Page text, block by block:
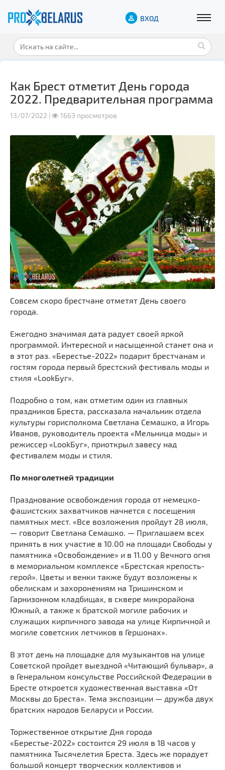
ВХОД
Как Брест отметит День города
2022. Предварительная программа
13/07/2022 | 1663 просмотров
Совсем скоро брестчане отметят День своего
города.
Ежегодно значимая дата радует своей яркой
программой. Интересной и насыщенной станет она и
в этот раз. «Берестье-2022» подарит брестчанам и
гостям города первый брестский фестиваль моды и
стиля «LookБуг».
Подробно о том, как отметим один из главных
праздников Бреста, рассказала начальник отдела
культуры горисполкома Светлана Семашко, а Игорь
Иванов, руководитель проекта «Мельница моды» и
режиссер «LookБуг», приоткрыл завесу над
фестивалем моды и стиля.
По многолетней традиции
Празднование освобождения города от немецко-
фашистских захватчиков начнется с посещения
памятных мест. «Все возложения пройдут 28 июля,
— говорит Светлана Семашко. — Приглашаем всех
принять в них участие в 10.00 на площади Свободы у
памятника «Освобождение» и в 11.00 у Вечного огня
в мемориальном комплексе «Брестская крепость-
герой». Цветы и венки также будут возложены к
обелискам и захоронениям на Тришинском и
Гарнизонном кладбищах, в сквере микрорайона
Южный, а также к братской могиле рабочих и
служащих кирпичного завода на улице Кирпичной и
могиле советских летчиков в Гершонах».
В этот день на площадке для музыкантов на улице
Советской пройдет выездной «Читающий бульвар», а
в Генеральном консульстве Российской Федерации в
Бресте откроется художественная выставка «От
Москвы до Бреста». Тема экспозиции — дружба двух
братских народов Беларуси и России.
Торжественное открытие Дня города
«Берестье-2022» состоится 29 июля в 18 часов у
памятника Тысячелетия Бреста. Здесь же порадует
большой концерт творческих коллективов и